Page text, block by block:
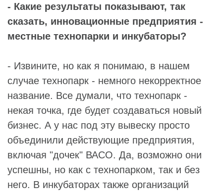
- Какие результаты показывают, так
сказать, инновационные предприятия -
местные технопарки и инкубаторы?
- Извините, но как я понимаю, в нашем
случае технопарк - немного некорректное
название. Все думали, что технопарк -
некая точка, где будет создаваться новый
бизнес. А у нас под эту вывеску просто
объединили действующие предприятия,
включая "дочек" ВАСО. Да, возможно они
успешны, но как с технопарком, так и без
него. В инкубаторах также организаций